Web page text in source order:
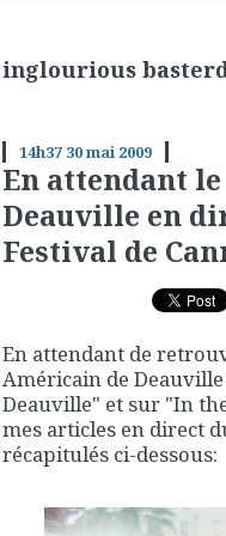
inglourious
14h37 30mai 2009
En attendant
Deauville en
Festival de
En attendant de
Américain de
Deauville" et sur "In
mes articles en direct
récapitulés ci-dessous: